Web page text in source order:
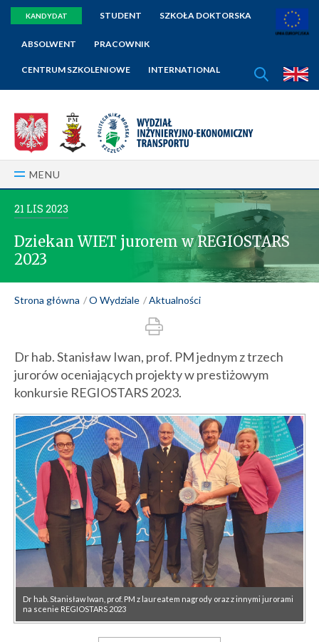
KANDYDAT STUDENT SZKOŁA DOKTORSKA
ABSOLWENT PRACOWNIK
CENTRUM SZKOLENIOWE INTERNATIONALSZUKAJ
MENU
21 LIS 2023
Dziekan WIET jurorem w REGIOSTARS
2023
Strona główna O Wydziale Aktualności
Dr hab. Stanisław Iwan, prof. PM jednym z trzech
jurorów oceniających projekty w prestiżowym
konkursie REGIOSTARS 2023.
Dr hab. Stanisław Iwan, prof. PM z laureatem nagrody oraz z innymi jurorami
na scenie REGIOSTARS 2023